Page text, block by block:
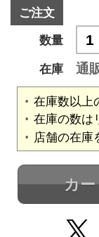
ご注文
数量
在庫
通
在庫数以上
在庫の数は
店舗の在庫
カ